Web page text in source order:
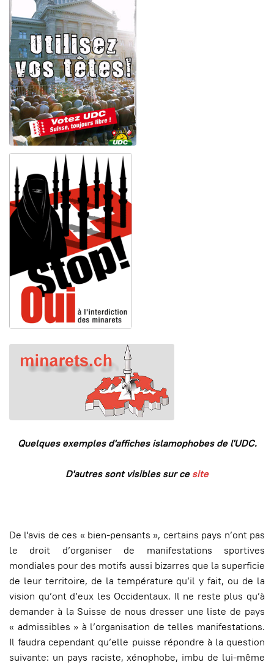
Quelques exemples d'affiches islamophobes de l'UDC.
D'autres sont visibles sur cesite
De l'avis de ces « bien-pensants », certains pays n’ont pas
le droit d’organiser de manifestations sportives
mondiales pour des motifs aussi bizarres que la superficie
de leur territoire, de la température qu’il y fait, ou de la
vision qu’ont d’eux les Occidentaux. Il ne reste plus qu’à
demander à la Suisse de nous dresser une liste de pays
« admissibles » à l’organisation de telles manifestations.
Il faudra cependant qu’elle puisse répondre à la question
suivante: un pays raciste, xénophobe, imbu de lui-même